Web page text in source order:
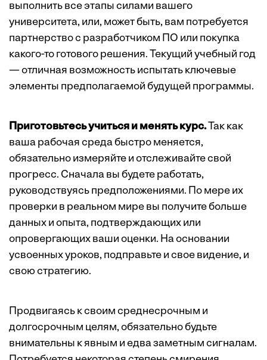
выполнить все этапы силами вашего
университета, или, может быть, вам потребуется
партнерство с разработчиком ПО или покупка
какого-то готового решения. Текущий учебный год
— отличная возможность испытать ключевые
элементы предполагаемой будущей программы.
Приготовьтесь учиться и менять курс.Так как
ваша рабочая среда быстро меняется,
обязательно измеряйте и отслеживайте свой
прогресс. Сначала вы будете работать,
руководствуясь предположениями. По мере их
проверки в реальном мире вы получите больше
данных и опыта, подтверждающих или
опровергающих ваши оценки. На основании
усвоенных уроков, подправьте и свое видение, и
свою стратегию.
Продвигаясь к своим среднесрочным и
долгосрочным целям, обязательно будьте
внимательны к явным и едва заметным сигналам.